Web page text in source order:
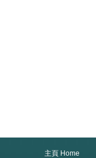
主頁 Home